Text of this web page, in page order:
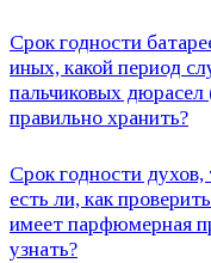
Срок годности
иных, какой период
пальчиковых
правильно хранить?
Срок годности
есть ли, как
имеет парфюмерная
узнать?